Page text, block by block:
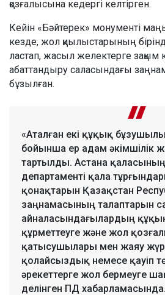
қозғалысына кедергі келтірген.
Кейін «Бәйтерек» монументі
кезде, жол қиылыстарының
ластап, жасыл желектерге зақым
абаттандыру саласындағы
бұзылған.
«Аталған екі құқық
бойынша ер адам әкімшілік
тартылды. Астана
департаменті қала
қонақтарын Қазақстан
заңнамасының талаптарын
айналасындағылардың
құрметтеуге және жол
қатысушылары мен жаяу
қолайсыздық немесе қауіп
әрекеттерге жол бермеуге
делінген ПД хабарламасында.